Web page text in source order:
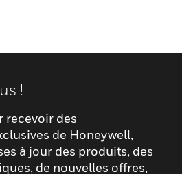
!
recevoir des
de Honeywell,
à jour des produits, des
de nouvelles offres,